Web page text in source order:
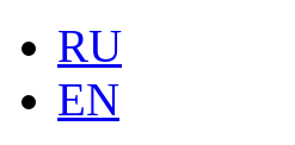
RU
EN